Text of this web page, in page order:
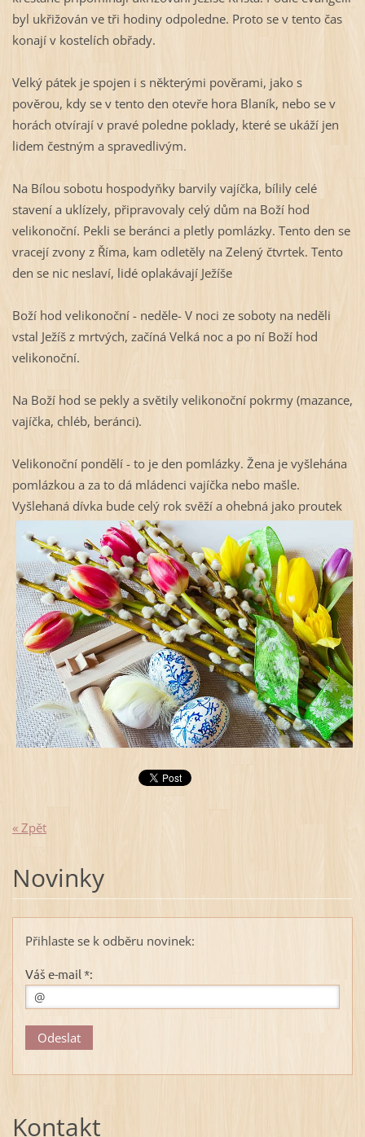
byl ukřižován ve tři hodiny odpoledne. Proto se v tento čas
konají v kostelích obřady.
Velký pátek je spojen i s některými pověrami, jako s
pověrou, kdy se v tento den otevře hora Blaník, nebo se v
horách otvírají v pravé poledne poklady, které se ukáží jen
lidem čestným a spravedlivým.
Na Bílou sobotu hospodyňky barvily vajíčka, bílily celé
stavení a uklízely, připravovaly celý dům na Boží hod
velikonoční. Pekli se beránci a pletly pomlázky. Tento den se
vracejí zvony z Říma, kam odletěly na Zelený čtvrtek. Tento
den se nic neslaví, lidé oplakávají Ježíše
Boží hod velikonoční - neděle- V noci ze soboty na neděli
vstal Ježíš z mrtvých, začíná Velká noc a po ní Boží hod
velikonoční.
Na Boží hod se pekly a světily velikonoční pokrmy (mazance,
vajíčka, chléb, beránci).
Velikonoční pondělí - to je den pomlázky. Žena je vyšlehána
pomlázkou a za to dá mládenci vajíčka nebo mašle.
Vyšlehaná dívka bude celý rok svěží a ohebná jako proutek
« Zpět
Novinky
Přihlaste se k odběru novinek:
Váš e-mail *:
Kontakt